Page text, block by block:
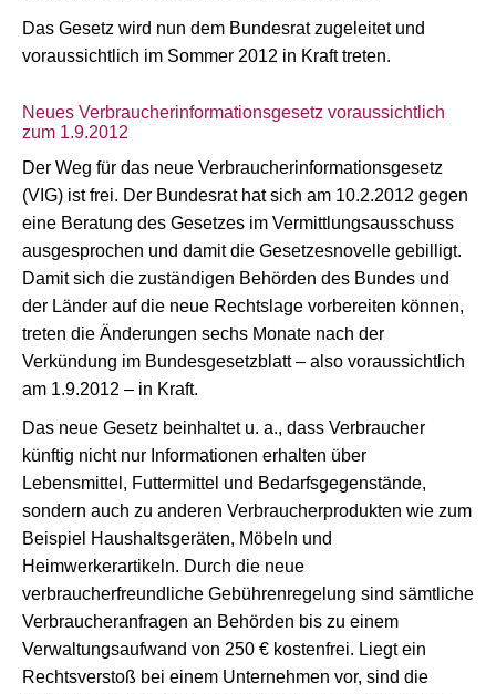
Das Gesetz wird nun dem Bundesrat zugeleitet und
voraussichtlich im Sommer 2012 in Kraft treten.
Neues Verbraucherinformationsgesetz voraussichtlich
zum 1.9.2012
Der Weg für das neue Verbraucherinformationsgesetz
(VIG) ist frei. Der Bundesrat hat sich am 10.2.2012 gegen
eine Beratung des Gesetzes im Vermittlungsausschuss
ausgesprochen und damit die Gesetzesnovelle gebilligt.
Damit sich die zuständigen Behörden des Bundes und
der Länder auf die neue Rechtslage vorbereiten können,
treten die Änderungen sechs Monate nach der
Verkündung im Bundesgesetzblatt – also voraussichtlich
am 1.9.2012 – in Kraft.
Das neue Gesetz beinhaltet u. a., dass Verbraucher
künftig nicht nur Informationen erhalten über
Lebensmittel, Futtermittel und Bedarfsgegenstände,
sondern auch zu anderen Verbraucherprodukten wie zum
Beispiel Haushaltsgeräten, Möbeln und
Heimwerkerartikeln. Durch die neue
verbraucherfreundliche Gebührenregelung sind sämtliche
Verbraucheranfragen an Behörden bis zu einem
Verwaltungsaufwand von 250 € kostenfrei. Liegt ein
Rechtsverstoß bei einem Unternehmen vor, sind die